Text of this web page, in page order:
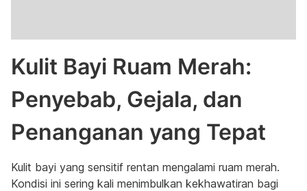
Kulit Bayi Ruam Merah:
Penyebab, Gejala, dan
Penanganan yang Tepat
Kulit bayi yang sensitif rentan mengalami ruam merah.
Kondisi ini sering kali menimbulkan kekhawatiran bagi